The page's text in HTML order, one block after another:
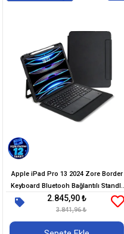
Apple iPad Pro 13 2024 Zore Border
Keyboard Bluetooh Bağlantılı Standlı
Klavyeli Tablet Kılıfı
2.845,90 ₺
3.841,96 ₺